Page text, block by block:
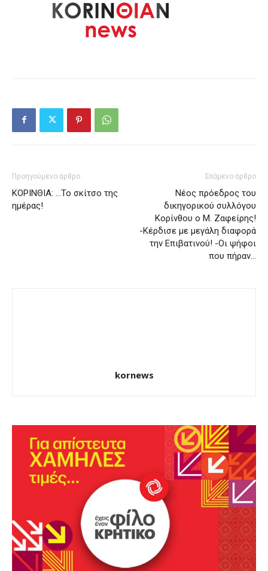
Προηγούμενο άρθρο
ΚΟΡΙΝΘΙΑ: …Το σκίτσο της
ημέρας!
Επόμενο άρθρο
Νέος πρόεδρος του
δικηγορικού συλλόγου
Κορίνθου ο Μ. Ζαφείρης!
-Κέρδισε με μεγάλη διαφορά
την Επιβατινού! -Οι ψήφοι
που πήραν…
kornews